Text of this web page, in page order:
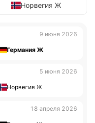
Норвегия Ж
9 июня 2026
Германия Ж
5 июня 2026
Норвегия Ж
18 апреля 2026